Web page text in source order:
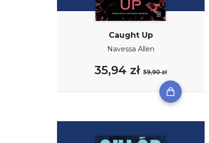
Caught Up
Navessa Allen
35,94 zł59,90 zł